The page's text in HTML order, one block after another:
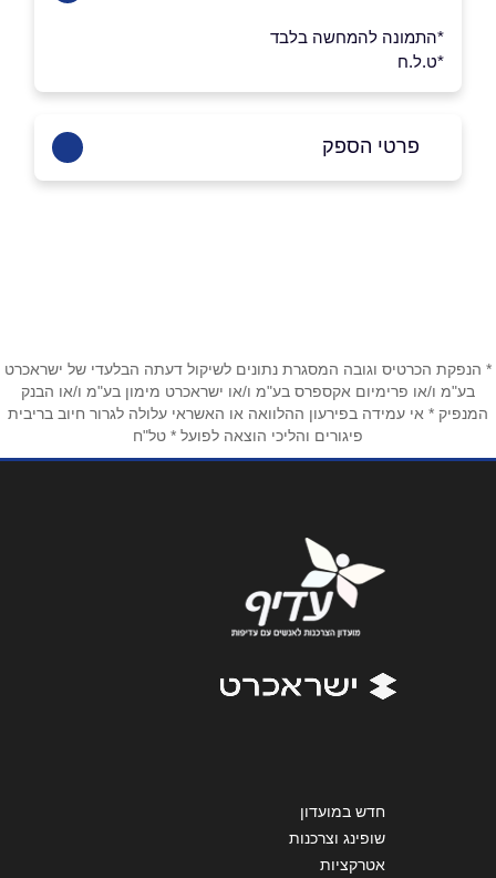
*התמונה להמחשה בלבד
*ט.ל.ח
פרטי הספק
שם מלא*
הודעה*
* הנפקת הכרטיס וגובה המסגרת נתונים לשיקול דעתה הבלעדי של ישראכרט
בע"מ ו/או פרימיום אקספרס בע"מ ו/או ישראכרט מימון בע"מ ו/או הבנק
המנפיק * אי עמידה בפירעון ההלוואה או האשראי עלולה לגרור חיוב בריבית
פיגורים והליכי הוצאה לפועל * טל"ח
חדש במועדון
שופינג וצרכנות
אטרקציות